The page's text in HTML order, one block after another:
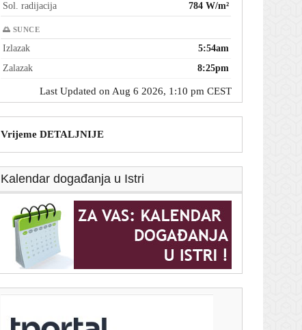
Sol. radijacija
784 W/m²
🌅 SUNCE
Izlazak
5:54am
Zalazak
8:25pm
Last Updated on Aug 6 2026, 1:10 pm CEST
Vrijeme DETALJNIJE
Kalendar događanja u Istri
Makarska rivijera među rijetkima s rastom turističkog